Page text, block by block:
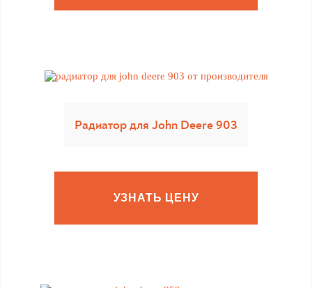
Радиатор для John Deere 903
УЗНАТЬ ЦЕНУ